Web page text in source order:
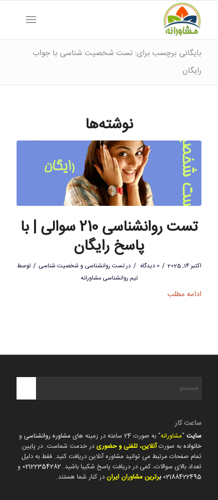
بایگانی برچسب برای: تست شخصیت شناسی با جواب
رایگان
نوشته‌ها
تست روانشناسی 210 سوالی | با
پاسخ رایگان
اکتبر 14, 2025 / 0 دیدگاه / درتست روانشناسی و شخصیت شناسی / توسط
تیم روانشناسی مشاورانه
ادامه مطلب
ساعت کار
سایت"مشاورانه" به صورت 24 ساعته در زمینه های مشاوره روانشناسی و
خانوادهبه صورتآنلاین، تلفنی و حضوریدر خدمت شماست. در پایین
تمام صفحات مرتبط می توانید مشاوره آنلاین دریافت کنید. فقط به دلیل
تعداد بالای سوالات، کمی در دریافت پاسخ شکیبا باشید. 02122354282 و
02188422495 برترین مشاوران ایراندر کنار شما هستند.